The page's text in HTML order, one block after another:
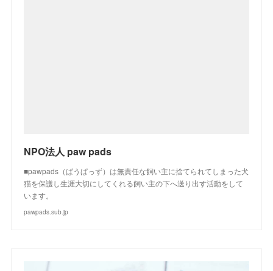
NPO法人 paw pads
■pawpads（ぱうぱっず）は無責任な飼い主に捨てられてしまった犬
猫を保護し生涯大切にしてくれる飼い主の下へ送り出す活動をして
います。
pawpads.sub.jp